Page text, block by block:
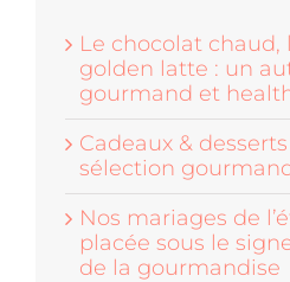
Le chocolat chaud,
golden latte : un
gourmand et
Cadeaux &
sélection
Nos mariages de
placée sous le
de la gourmandise